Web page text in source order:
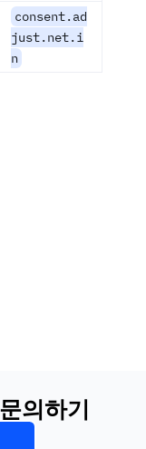
consent.ad
just.net.i
n
의하기